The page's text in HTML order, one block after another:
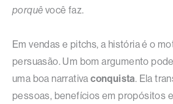
porquê você faz.
Em vendas e pitchs, a história é o
persuasão. Um bom argumento
uma boa narrativaconquista. Ela
pessoas, benefícios em propósitos